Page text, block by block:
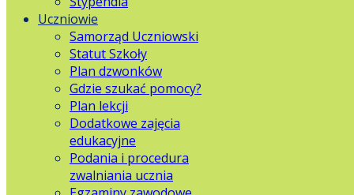
Uczniowie
Samorząd Uczniowski
Statut Szkoły
Plan dzwonków
Gdzie szukać pomocy?
Plan lekcji
Dodatkowe zajęcia
edukacyjne
Podania i procedura
zwalniania ucznia